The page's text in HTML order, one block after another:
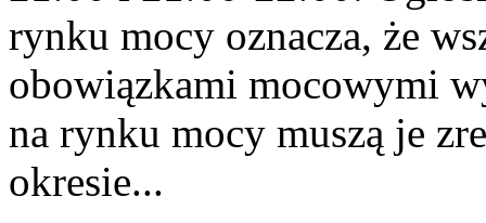
rynku mocy oznacza, że
obowiązkami mocowymi
na rynku mocy muszą je
okresie...